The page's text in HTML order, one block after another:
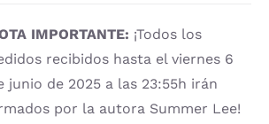
IMPORTANTE: ¡Todos los
recibidos hasta el viernes 6
junio de 2025 a las 23:55h irán
por la autora Summer Lee!